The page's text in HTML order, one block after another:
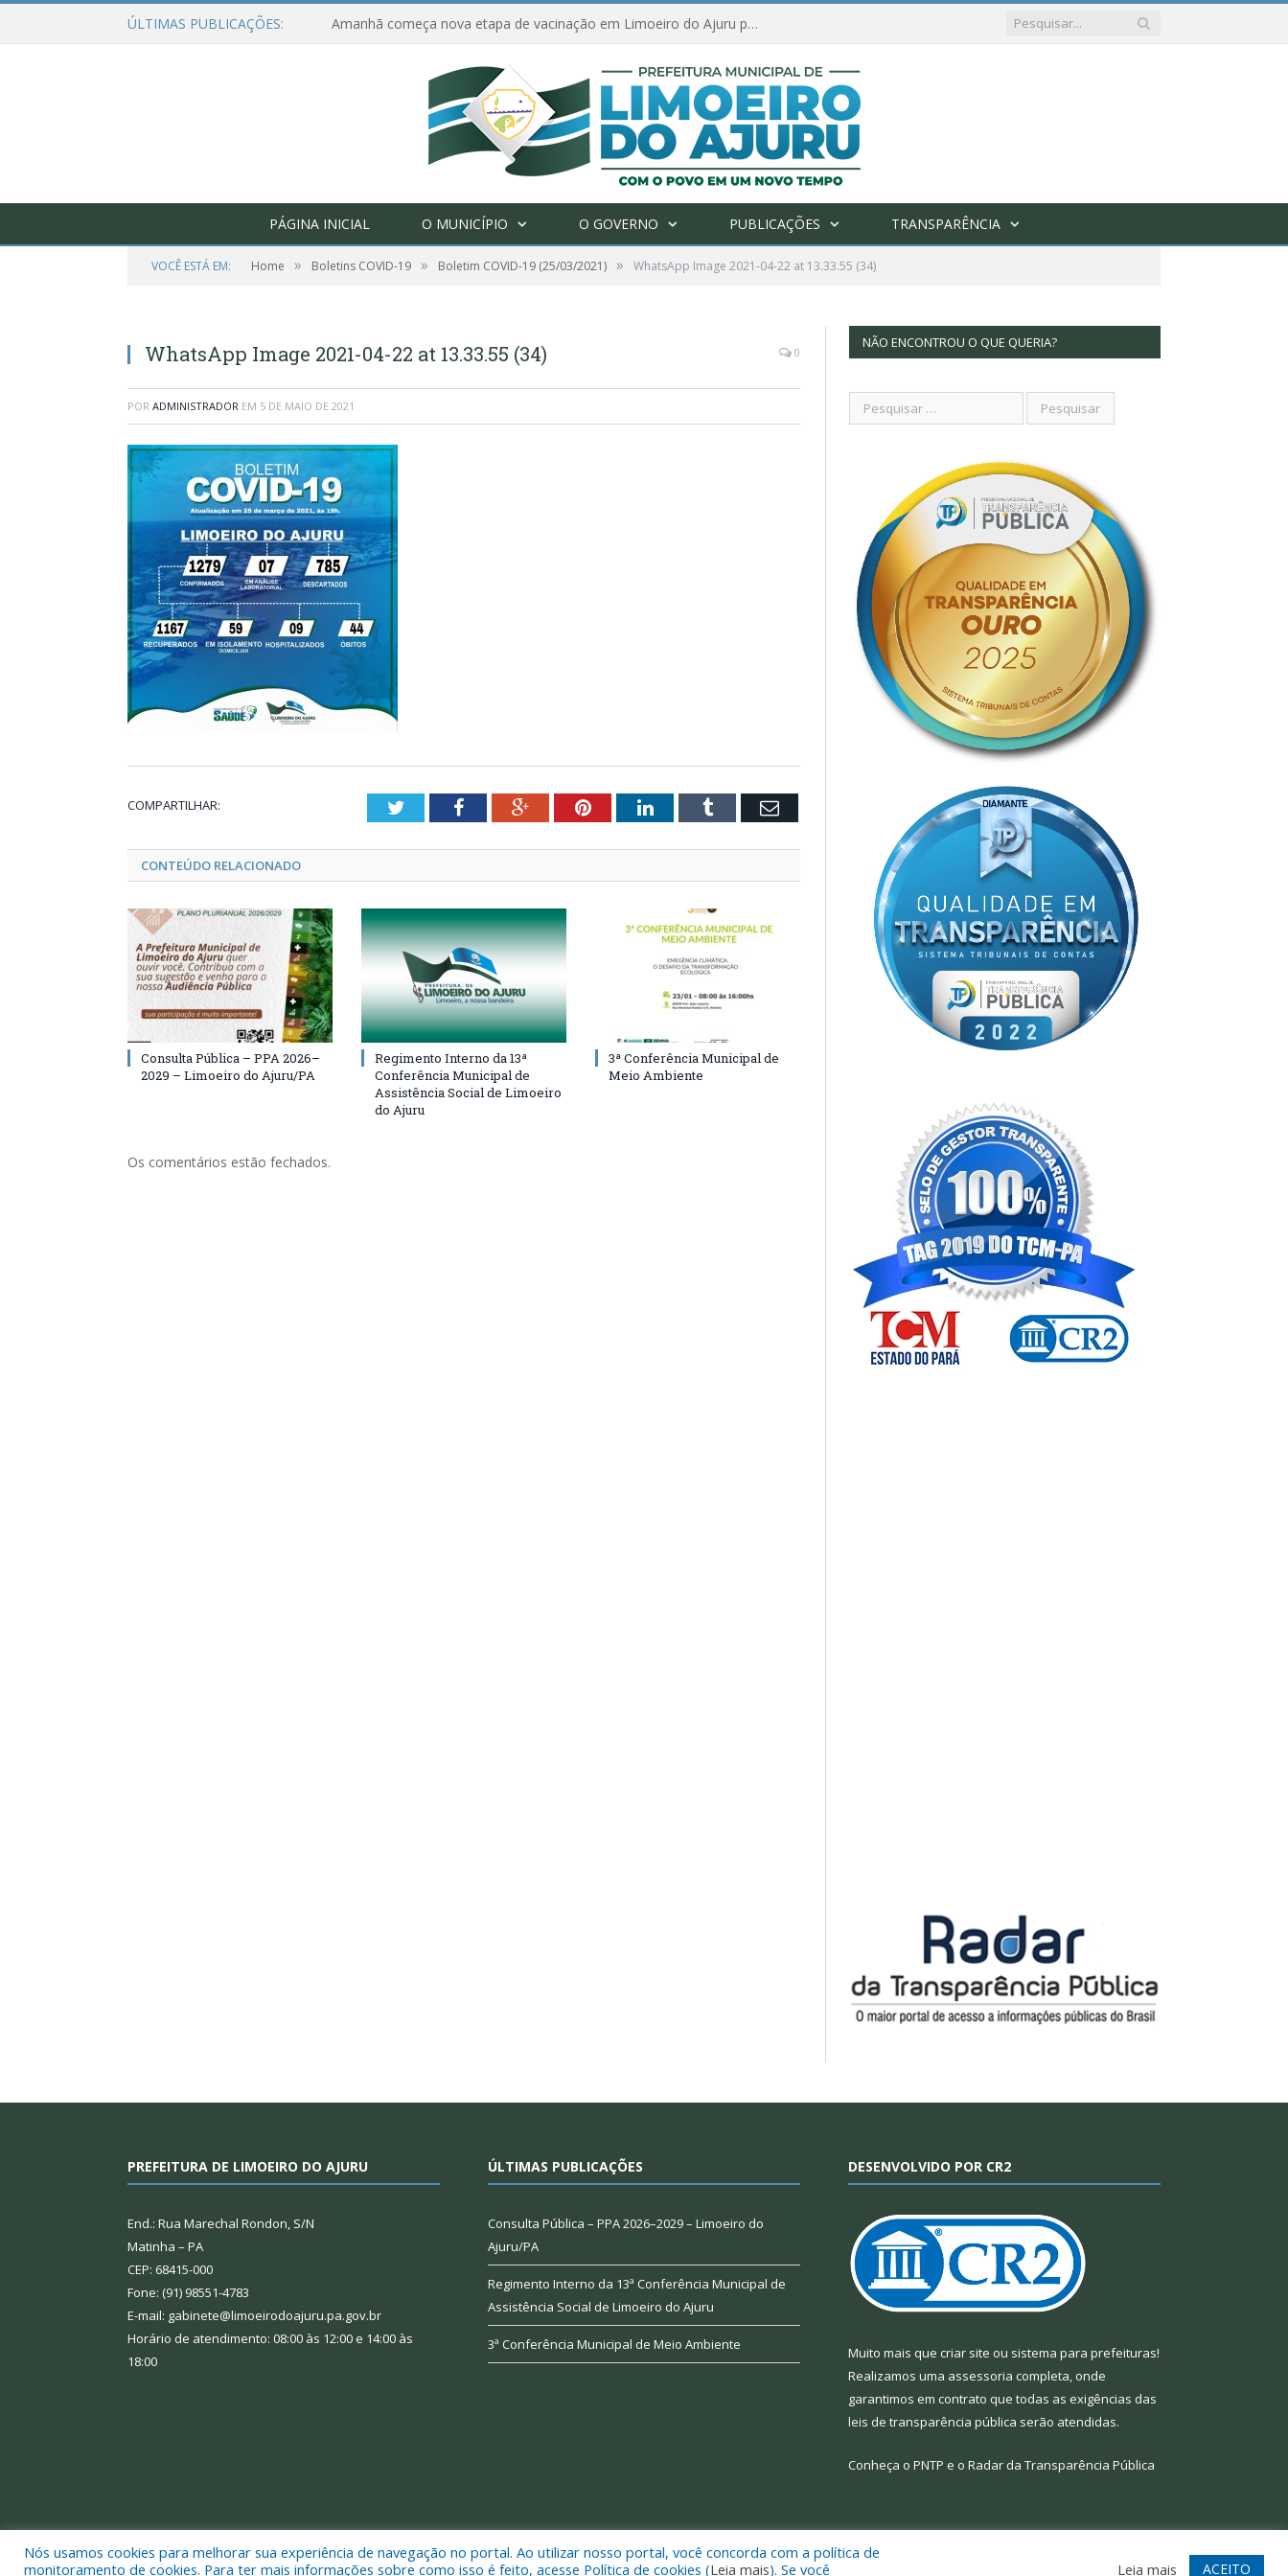
ÚLTIMAS PUBLICAÇÕES: Amanhã começa nova etapa de vacinação em Limoeiro do Ajuru para idosos com 65 ou mais
PÁGINA INICIAL O MUNICÍPIO O GOVERNO PUBLICAÇÕES TRANSPARÊNCIA
VOCÊ ESTÁ EM: Home » Boletins COVID-19 » Boletim COVID-19 (25/03/2021) » WhatsApp Image 2021-04-22 at 13.33.55 (34)
WhatsApp Image 2021-04-22 at 13.33.55 (34) 0
POR ADMINISTRADOR EM 5 DE MAIO DE 2021
COMPARTILHAR: TwitterFacebookGoogle+PinterestLinkedInTumblr Email
CONTEÚDO RELACIONADO
Consulta Pública – PPA 2026–
2029 – Limoeiro do Ajuru/PA
Regimento Interno da 13ª
Conferência Municipal de
Assistência Social de Limoeiro
do Ajuru
3ª Conferência Municipal de
Meio Ambiente
Os comentários estão fechados.
NÃO ENCONTROU O QUE QUERIA?
PREFEITURA DE LIMOEIRO DO AJURU
End.: Rua Marechal Rondon, S/N
Matinha – PA
CEP: 68415-000
Fone: (91) 98551-4783
E-mail: gabinete@limoeirodoajuru.pa.gov.br
Horário de atendimento: 08:00 às 12:00 e 14:00 às
18:00
ÚLTIMAS PUBLICAÇÕES
Consulta Pública – PPA 2026–2029 – Limoeiro do
Ajuru/PA
Regimento Interno da 13ª Conferência Municipal de
Assistência Social de Limoeiro do Ajuru
3ª Conferência Municipal de Meio Ambiente
DESENVOLVIDO POR CR2
Muito mais que criar site ou sistema para prefeituras!
Realizamos uma assessoria completa, onde
garantimos em contrato que todas as exigências das
leis de transparência pública serão atendidas.
Conheça o PNTP e o Radar da Transparência Pública
Todos os direitos reservados a Prefeitura Municipal de Limoeiro do Ajuru. Mapa do Site Acessar Webmail
Nós usamos cookies para melhorar sua experiência de navegação no portal. Ao utilizar nosso portal, você concorda com a política de
monitoramento de cookies. Para ter mais informações sobre como isso é feito, acesse Política de cookies (Leia mais). Se você Leia mais ACEITO